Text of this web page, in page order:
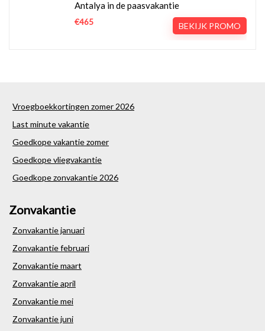
Antalya in de paasvakantie
€465 BEKIJK PROMO
Vroegboekkortingen zomer 2026
Last minute vakantie
Goedkope vakantie zomer
Goedkope vliegvakantie
Goedkope zonvakantie 2026
Zonvakantie
Zonvakantie januari
Zonvakantie februari
Zonvakantie maart
Zonvakantie april
Zonvakantie mei
Zonvakantie juni